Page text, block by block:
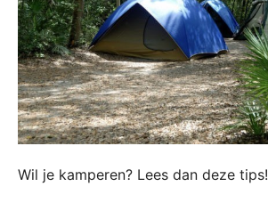
Wil je kamperen? Lees dan deze tips!